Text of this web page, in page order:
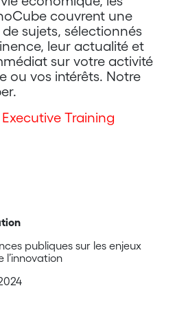
couvrent une
sujets, sélectionnés
leur actualité et
sur votre activité
ou vos intérêts. Notre
Training
publiques sur les enjeux
l’innovation